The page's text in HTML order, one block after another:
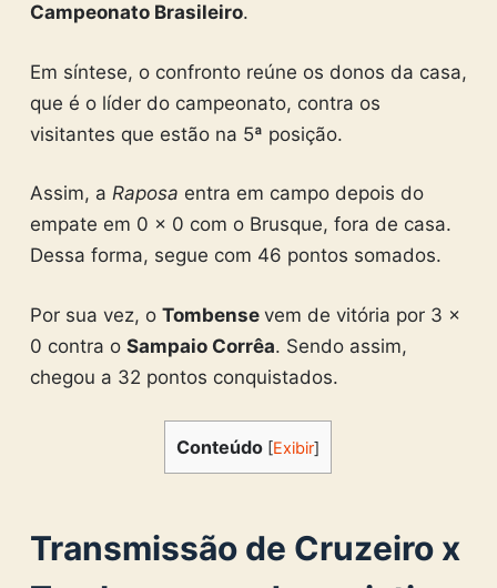
Campeonato Brasileiro.
Em síntese, o confronto reúne os donos da casa,
que é o líder do campeonato, contra os
visitantes que estão na 5ª posição.
Assim, a Raposa entra em campo depois do
empate em 0 x 0 com o Brusque, fora de casa.
Dessa forma, segue com 46 pontos somados.
Por sua vez, o Tombense vem de vitória por 3 x
0 contra o Sampaio Corrêa. Sendo assim,
chegou a 32 pontos conquistados.
Conteúdo [Exibir]
Transmissão de Cruzeiro x